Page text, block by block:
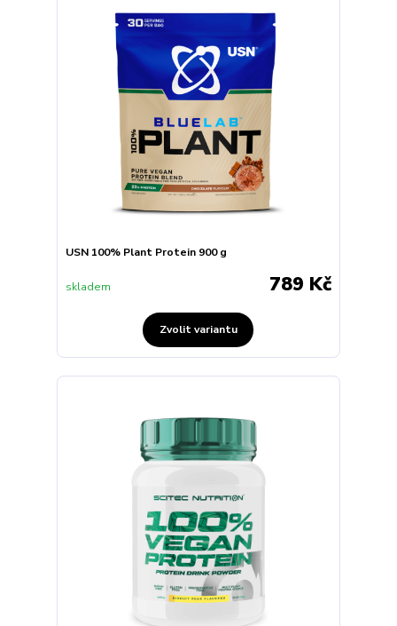
USN 100% Plant Protein 900 g
789 Kč
skladem
Zvolit variantu